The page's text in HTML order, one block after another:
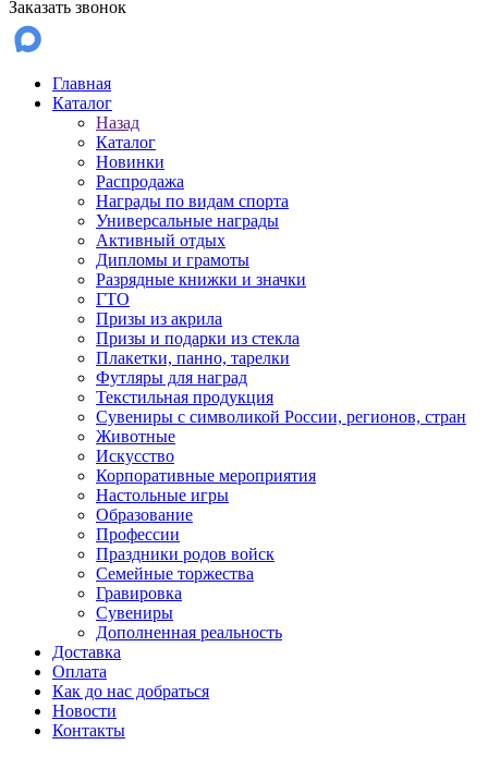
Заказать звонок
Главная
Каталог
Назад
Каталог
Новинки
Распродажа
Награды по видам спорта
Универсальные награды
Активный отдых
Дипломы и грамоты
Разрядные книжки и значки
ГТО
Призы из акрила
Призы и подарки из стекла
Плакетки, панно, тарелки
Футляры для наград
Текстильная продукция
Сувениры с символикой России, регионов, стран
Животные
Искусство
Корпоративные мероприятия
Настольные игры
Образование
Профессии
Праздники родов войск
Семейные торжества
Гравировка
Сувениры
Дополненная реальность
Доставка
Оплата
Как до нас добраться
Новости
Контакты